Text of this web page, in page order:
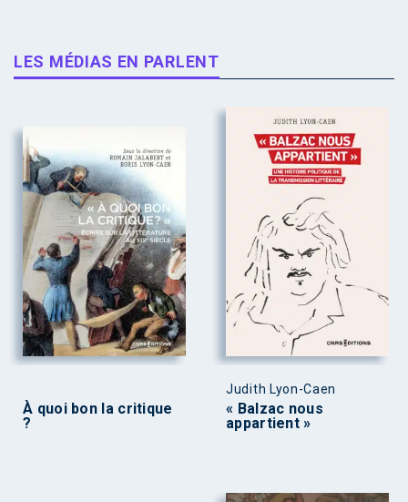
LES MÉDIAS EN PARLENT
À quoi bon la critique
?
Judith Lyon-Caen
« Balzac nous
appartient »